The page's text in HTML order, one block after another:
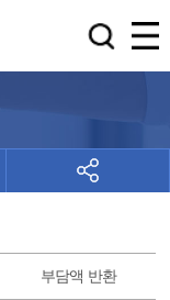
부담액 반환